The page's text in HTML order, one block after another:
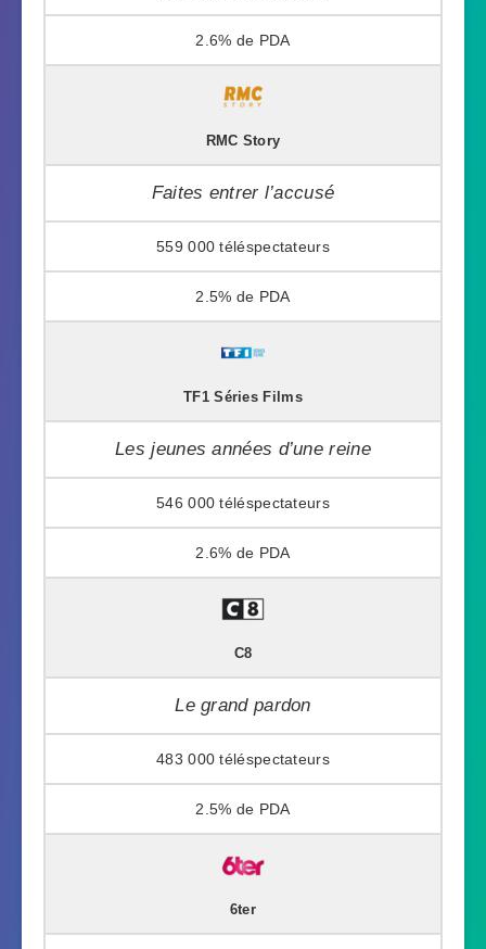
2.6%
RMC Story
Faites entrer l’accusé
559 000
2.5%
TF1 Séries Films
Les jeunes années d’une reine
546 000
2.6%
C8
Le grand pardon
483 000
2.5%
6ter